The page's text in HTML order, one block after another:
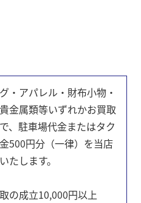
・アパレル・財布小物・
金属類等いずれかお買取
、駐車場代金またはタク
500円分（一律）を当店
たします。
の成立10,000円以上